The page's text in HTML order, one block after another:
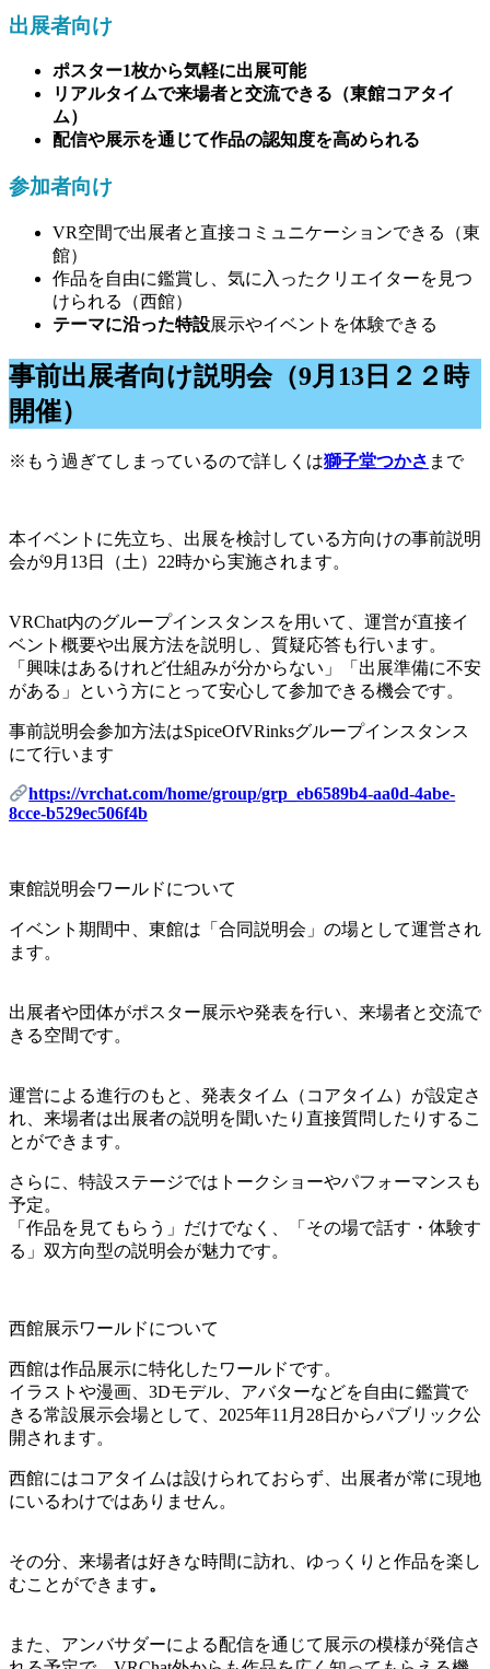
出展者向け
ポスター1枚から気軽に出展可能
リアルタイムで来場者と交流できる（東館コアタイ
ム）
配信や展示を通じて作品の認知度を高められる
参加者向け
VR空間で出展者と直接コミュニケーションできる（東
館）
作品を自由に鑑賞し、気に入ったクリエイターを見つ
けられる（西館）
テーマに沿った特設展示やイベントを体験できる
事前出展者向け説明会（9月13日２２時
開催）
※もう過ぎてしまっているので詳しくは獅子堂つかさ まで
本イベントに先立ち、出展を検討している方向けの事前説明
会が9月13日（土）22時から実施されます。
VRChat内のグループインスタンスを用いて、運営が直接イ
ベント概要や出展方法を説明し、質疑応答も行います。
「興味はあるけれど仕組みが分からない」「出展準備に不安
がある」という方にとって安心して参加できる機会です。
事前説明会参加方法はSpiceOfVRinksグループインスタンス
にて行います
https://vrchat.com/home/group/grp_eb6589b4-aa0d-4abe-
8cce-b529ec506f4b
東館説明会ワールドについて
イベント期間中、東館は「合同説明会」の場として運営され
ます。
出展者や団体がポスター展示や発表を行い、来場者と交流で
きる空間です。
運営による進行のもと、発表タイム（コアタイム）が設定さ
れ、来場者は出展者の説明を聞いたり直接質問したりするこ
とができます。
さらに、特設ステージではトークショーやパフォーマンスも
予定。
「作品を見てもらう」だけでなく、「その場で話す・体験す
る」双方向型の説明会が魅力です。
西館展示ワールドについて
西館は作品展示に特化したワールドです。
イラストや漫画、3Dモデル、アバターなどを自由に鑑賞で
きる常設展示会場として、2025年11月28日からパブリック公
開されます。
西館にはコアタイムは設けられておらず、出展者が常に現地
にいるわけではありません。
その分、来場者は好きな時間に訪れ、ゆっくりと作品を楽し
むことができます。
また、アンバサダーによる配信を通じて展示の模様が発信さ